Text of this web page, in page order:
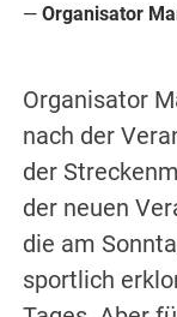
Organisator
Organisator
nach der
der
der neuen
die am
sportlich